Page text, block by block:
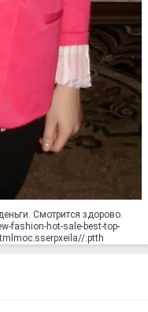
Смотрится здорово.
fashion-hot-sale-best-top-
odejda-cool-boy-girl-multi-color/1151731924.html‮http://aliexpress.com